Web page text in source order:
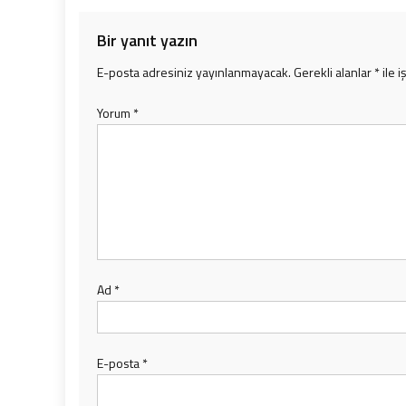
Bir yanıt yazın
E-posta adresiniz yayınlanmayacak.Gerekli alanlar*ile
Yorum *
Ad *
E-posta*